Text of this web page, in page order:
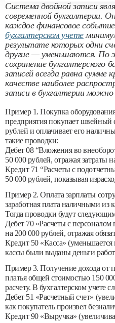
Система двойной записи
современной бухгалтерии.
каждое финансовое
бухгалтерском учете
результате которых одни
другие — уменьшаются. По
сохранение бухгалтерского
записей всегда равна сумме
качестве наиболее
записи в бухгалтерии
Пример 1. Покупка
предприятия покупает швейный
рублей и оплачивает его
такие проводки:
Дебет 08 “Вложения во
50 000 рублей, отражая затраты
Кредит 71 “Расчеты с
50 000 рублей, показывая
Пример 2. Оплата зарплаты
заработная плата наличными из
Тогда проводки будут
Дебет 70 «Расчеты с персоналом
на 200 000 рублей, отражая
Кредит 50 «Касса» (уменьшается
кассы были выданы деньги
Пример 3. Получение дохода от
платья общей стоимостью 150
расчету. В бухгалтерском учете
Дебет 51 «Расчетный счет»
как покупатель произвел
Кредит 90 «Выручка»